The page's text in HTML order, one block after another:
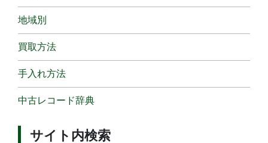
地域別
買取方法
手入れ方法
中古レコード辞典
サイト内検索